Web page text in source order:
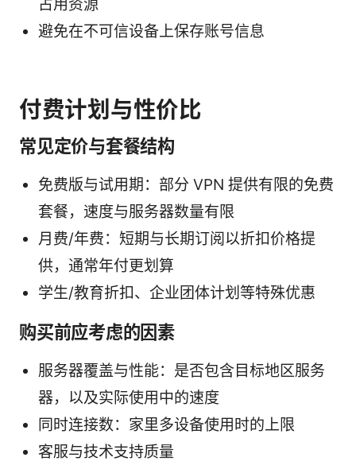
占用资源
避免在不可信设备上保存账号信息
付费计划与性价比
常见定价与套餐结构
免费版与试用期：部分 VPN 提供有限的免费
套餐，速度与服务器数量有限
月费/年费：短期与长期订阅以折扣价格提
供，通常年付更划算
学生/教育折扣、企业团体计划等特殊优惠
购买前应考虑的因素
服务器覆盖与性能：是否包含目标地区服务
器，以及实际使用中的速度
同时连接数：家里多设备使用时的上限
客服与技术支持质量